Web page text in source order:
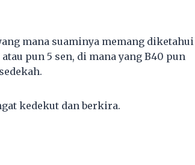
mana suaminya memang diketahui
pun 5 sen, di mana yang B40 pun
kedekut dan berkira.